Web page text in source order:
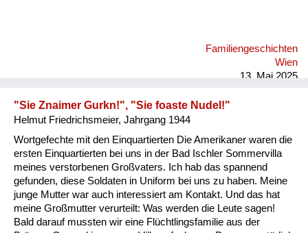
Familiengeschichten
Wien
13. Mai 2025
"Sie Znaimer Gurkn!", "Sie foaste Nudel!"
Helmut Friedrichsmeier, Jahrgang 1944
Wortgefechte mit den Einquartierten Die Amerikaner waren die
ersten Einquartierten bei uns in der Bad Ischler Sommervilla
meines verstorbenen Großvaters. Ich hab das spannend
gefunden, diese Soldaten in Uniform bei uns zu haben. Meine
junge Mutter war auch interessiert am Kontakt. Und das hat
meine Großmutter verurteilt: Was werden die Leute sagen!
Bald darauf mussten wir eine Flüchtlingsfamilie aus der